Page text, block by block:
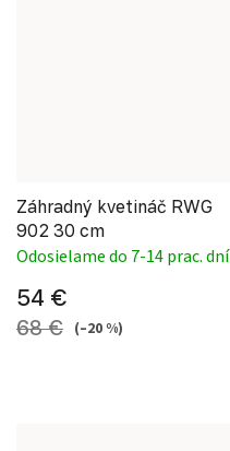
Záhradný kvetináč RWG
902 30 cm
Odosielame do 7-14 prac. dní
54 €
68 € (–20 %)